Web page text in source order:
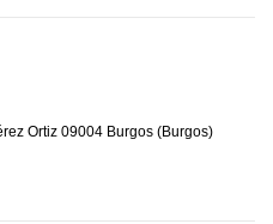
Ortiz 09004 Burgos (Burgos)